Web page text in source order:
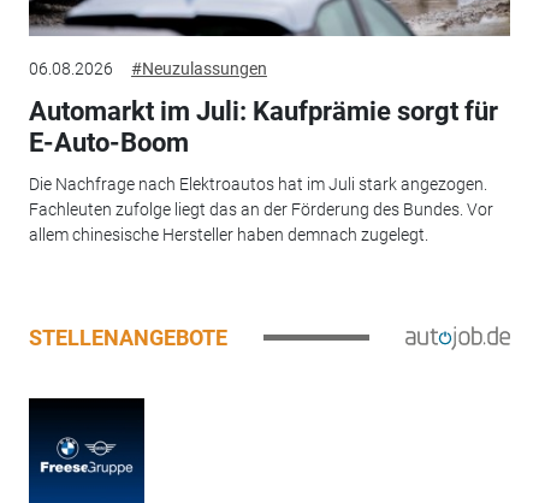
06.08.2026 #Neuzulassungen
Automarkt im Juli: Kaufprämie sorgt für
E-Auto-Boom
Die Nachfrage nach Elektroautos hat im Juli stark angezogen.
Fachleuten zufolge liegt das an der Förderung des Bundes. Vor
allem chinesische Hersteller haben demnach zugelegt.
STELLENANGEBOTE